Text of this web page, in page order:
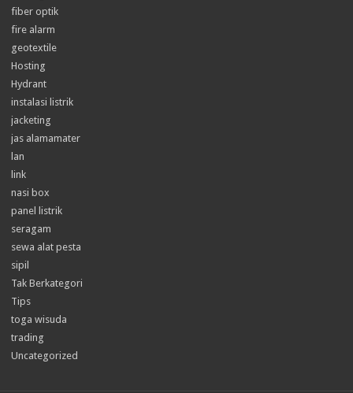
fiber optik
fire alarm
geotextile
Hosting
Hydrant
instalasi listrik
jacketing
jas alamamater
lan
link
nasi box
panel listrik
seragam
sewa alat pesta
sipil
Tak Berkategori
Tips
toga wisuda
trading
Uncategorized